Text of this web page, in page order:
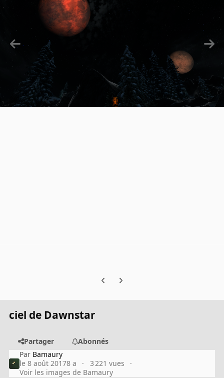
Previous carousel slide
Next carousel slide
ciel de Dawnstar
Partager
Abonnés
Par Bamaury
le 8 août 20178 a
3 221 vues
Voir les images de Bamaury